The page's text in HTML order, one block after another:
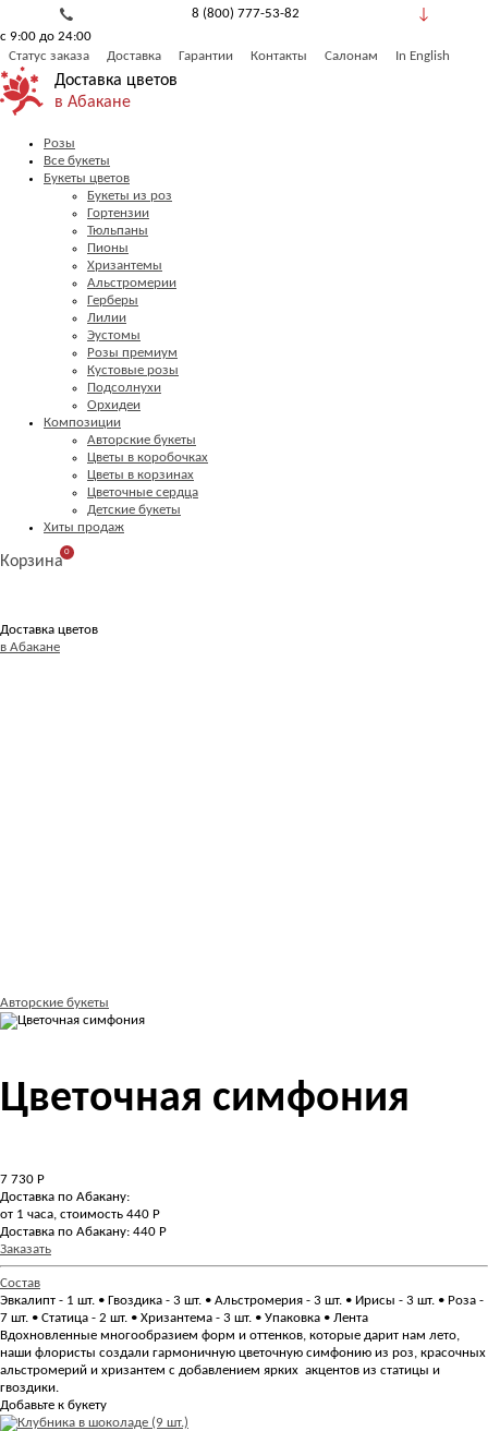
8 (800) 777-53-82
с 9:00 до 24:00
Статус заказа
Доставка Гарантии Контакты Салонам In English
Доставка цветов
в Абакане
Розы
Все букеты
Букеты цветов
Букеты из роз
Гортензии
Тюльпаны
Пионы
Хризантемы
Альстромерии
Герберы
Лилии
Эустомы
Розы премиум
Кустовые розы
Подсолнухи
Орхидеи
Композиции
Авторские букеты
Цветы в коробочках
Цветы в корзинах
Цветочные сердца
Детские букеты
Хиты продаж
Корзина
0
Доставка цветов
в Абакане
Авторские букеты
Цветочная симфония
7 730 Р
Доставка по Абакану:
от 1 часа, стоимость 440 Р
Доставка по Абакану: 440 Р
Заказать
Состав
Эвкалипт - 1 шт. • Гвоздика - 3 шт. • Альстромерия - 3 шт. • Ирисы - 3 шт. • Роза -
7 шт. • Статица - 2 шт. • Хризантема - 3 шт. • Упаковка • Лента
Вдохновленные многообразием форм и оттенков, которые дарит нам лето,
наши флористы создали гармоничную цветочную симфонию из роз, красочных
альстромерий и хризантем с добавлением ярких акцентов из статицы и
гвоздики.
Добавьте к букету